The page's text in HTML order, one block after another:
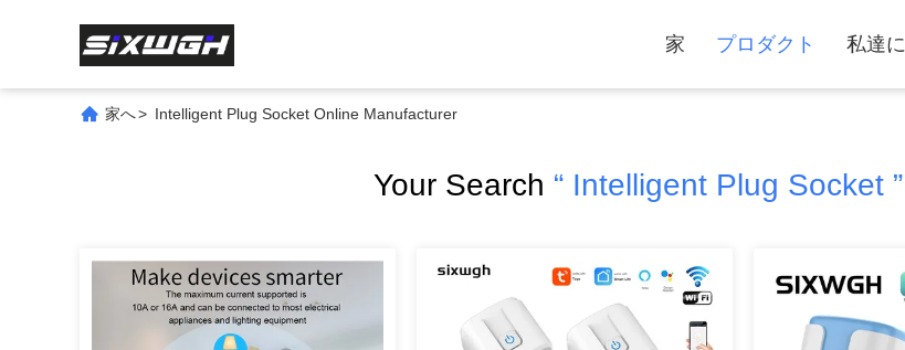
家 プロダクト 私達
家へ> Intelligent Plug Socket Online Manufacturer
Your Search “ Intelligent Plug Socket ”